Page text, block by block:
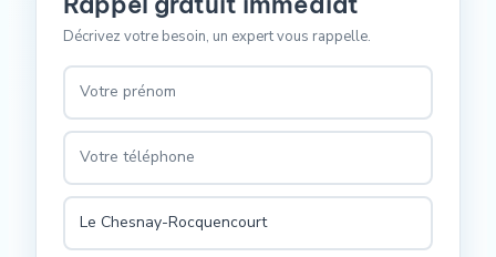
Décrivez votre besoin, un expert vous rappelle.